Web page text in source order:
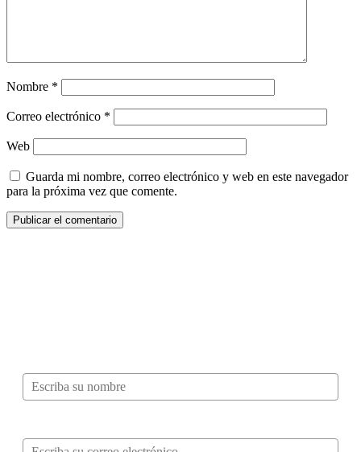
Nombre *
Correo electrónico *
Web
Guarda mi nombre, correo electrónico y web en este navegador
para la próxima vez que comente.